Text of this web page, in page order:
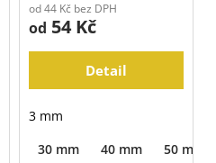
105 mm 115 mm 125 mm
od 44 Kč bez DPH
od 54 Kč
Detail
3 mm
30 mm
40 mm 50 mm